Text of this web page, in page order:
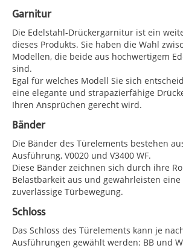
Garnitur
Die Edelstahl-Drückergarnitur ist ein
dieses Produkts. Sie haben die Wahl
Modellen, die beide aus hochwertigem
sind.
Egal für welches Modell Sie sich
eine elegante und strapazierfähige
Ihren Ansprüchen gerecht wird.
Bänder
Die Bänder des Türelements bestehen
Ausführung, V0020 und V3400 WF.
Diese Bänder zeichnen sich durch ihre
Belastbarkeit aus und gewährleisten
zuverlässige Türbewegung.
Schloss
Das Schloss des Türelements kann je
Ausführungen gewählt werden: BB und